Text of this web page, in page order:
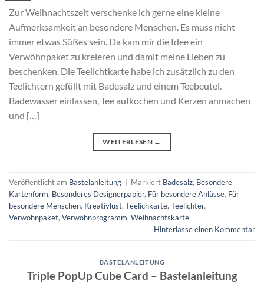
Zur Weihnachtszeit verschenke ich gerne eine kleine
Aufmerksamkeit an besondere Menschen. Es muss nicht
immer etwas Süßes sein. Da kam mir die Idee ein
Verwöhnpaket zu kreieren und damit meine Lieben zu
beschenken. Die Teelichtkarte habe ich zusätzlich zu den
Teelichtern gefüllt mit Badesalz und einem Teebeutel.
Badewasser einlassen, Tee aufkochen und Kerzen anmachen
und […]
WEITERLESEN →
Veröffentlicht am Bastelanleitung Markiert Badesalz, Besondere
Kartenform, Besonderes Designerpapier, Für besondere Anlässe, Für
besondere Menschen, Kreativlust, Teelichkarte, Teelichter,
Verwöhnpaket, Verwöhnprogramm, Weihnachtskarte
Hinterlasse einen Kommentar
BASTELANLEITUNG
Triple PopUp Cube Card – Bastelanleitung